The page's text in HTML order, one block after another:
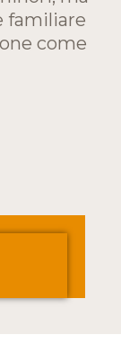
familiare
come